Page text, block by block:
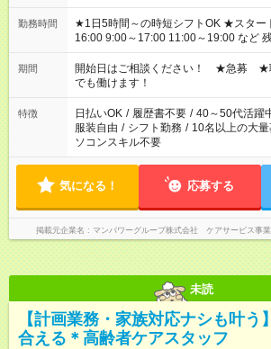
勤務時間
★1日5時間～の時短シフトOK ★スタート時間選べます！ 7:00～
16:00 9:00～17:00 11:00～19:00 など 残業なし！
場合、他のお仕事と合わせ週40時間超
ん ※法令に基づき、週20時間以上勤務
となります ※労働者派遣法（日雇い派遣
短時間・短期間の就業はご案内が難し
期間
開始日はご相談ください！ ★急募 ★
でも働けます！
特徴 日払いOK / 履歴書不要 / 40～50代活躍
服装自由 / シフト勤務 / 10名以上の大
ソコンスキル不要
気になる！ 応募する
掲載元企業名 マンパワーグループ株式会社 ケアサービス事
未読
【計画業務・家族対応ナシも叶う
合える＊高齢者ケアスタッフ